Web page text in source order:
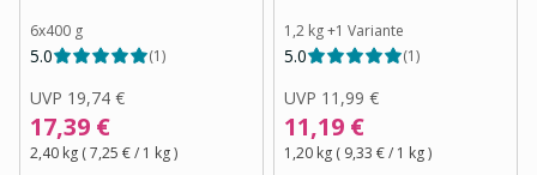
6x400 g
5.0 (1)
UVP 19,74 €
17,39 €
2,40 kg (7,25 €/ 1 kg)
1,2 kg+1 Variante
5.0 (1)
UVP 11,99 €
11,19 €
1,20 kg ( 9,33 €/ 1 kg)